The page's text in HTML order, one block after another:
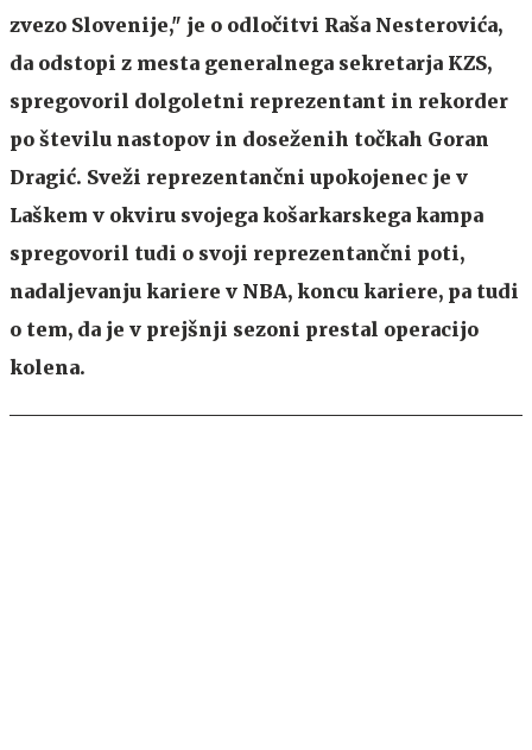
zvezo Slovenije," je o odločitvi Raša Nesterovića,
da odstopi z mesta generalnega sekretarja KZS,
spregovoril dolgoletni reprezentant in rekorder
po številu nastopov in doseženih točkah Goran
Dragić. Sveži reprezentančni upokojenec je v
Laškem v okviru svojega košarkarskega kampa
spregovoril tudi o svoji reprezentančni poti,
nadaljevanju kariere v NBA, koncu kariere, pa tudi
o tem, da je v prejšnji sezoni prestal operacijo
kolena.